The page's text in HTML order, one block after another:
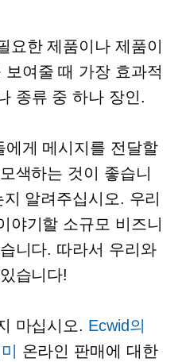
요한 제품이나 제품이
여줄 때 가장 효과적
종류 중 하나장인.
에게 메시지를 전달할
색하는 것이 좋습니
알려주십시오. 우리
야기할 소규모 비즈니
니다. 따라서 우리와
습니다!
마십시오. Ecwid의
온라인 판매에 대한